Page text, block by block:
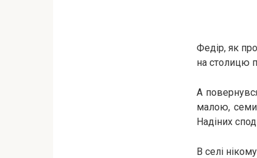
Федір, як
на столицю
А
малою,
Надіних
В селі